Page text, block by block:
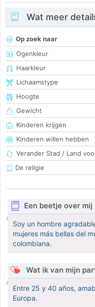
Wat meer
Op zoek naar
Ogenkleur
Haarkleur
Lichaamstype
Hoogte
Gewicht
Kinderen krijgen
Kinderen willen hebben
Verander Stad / Land
De religie
Een beetje over mij
Soy un hombre
mujeres más bellas del
colombiana.
Wat ik van mijn
Entre 25 y 40 años,
Europa.